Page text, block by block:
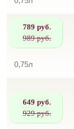
789 руб.
989 руб.
0,75л
649 руб.
929 руб.